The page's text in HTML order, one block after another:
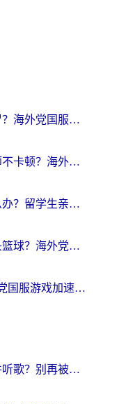
欧洲如何玩植物大战僵尸？海外党国服游戏加速避坑指南（附实测对比）
澳大利亚怎么玩节奏大师不卡顿？海外党国服游戏加速终极指南
国外打鸿图之下太卡怎么办？留学生亲测有效的国服游戏加速方案
日本用什么加速器玩街头篮球？海外党国服游戏不卡顿的终极攻略
外国人打刀塔2吗？海外党国服游戏加速避坑全攻略
中国人在国外用什么软件听歌？别再被地域限制卡脖子，这篇教你轻松解锁国内音乐库